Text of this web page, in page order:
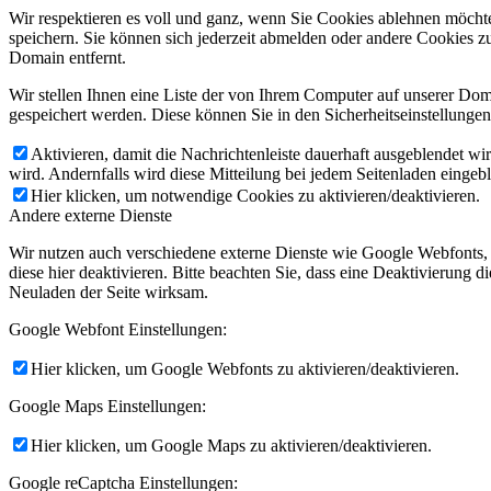
Wir respektieren es voll und ganz, wenn Sie Cookies ablehnen
speichern. Sie können sich jederzeit abmelden oder andere Cookies
Domain entfernt.
Wir stellen Ihnen eine Liste der von Ihrem Computer auf unserer
gespeichert werden. Diese können Sie in den
Aktivieren, damit die Nachrichtenleiste dauerhaft ausgeblendet
wird. Andernfalls wird diese Mitteilung bei jedem Seitenladen
Hier klicken, um notwendige Cookies zu aktivieren/deaktivieren.
Andere externe Dienste
Wir nutzen auch verschiedene externe Dienste wie Google
diese hier deaktivieren. Bitte beachten Sie, dass eine Deaktivierung
Neuladen der Seite wirksam.
Google Webfont Einstellungen:
Hier klicken, um Google Webfonts zu aktivieren/deaktivieren.
Google Maps Einstellungen:
Hier klicken, um Google Maps zu aktivieren/deaktivieren.
Google reCaptcha Einstellungen: